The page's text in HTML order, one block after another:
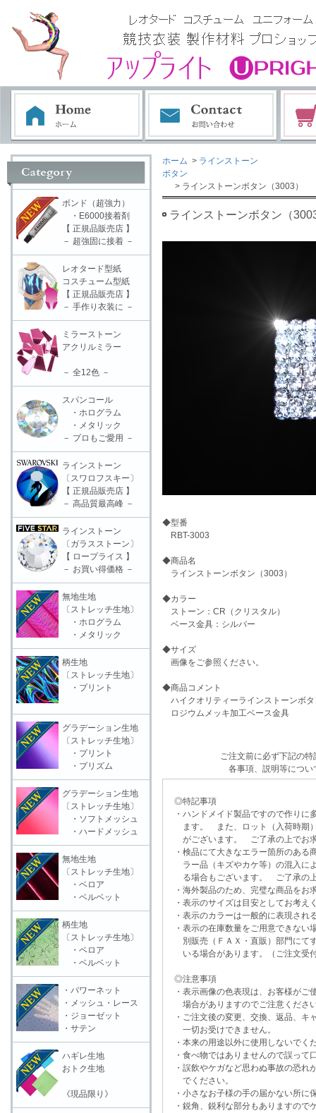
ホーム > ラインストーン
ボタン
> ラインストーンボタン（3003）
ラインストーンボタン（
◆型番
RBT-3003
◆商品名
ラインストーンボタン（3003）
◆カラー
ストーン：CR（クリスタル）
ベース金具：シルバー
◆サイズ
画像をご参照ください。
◆商品コメント
ハイクオリティーラインストーンボ
ロジウムメッキ加工ベース金具
ご注文前に必ず下記の
各事項、説明等につい
◎特記事項
・ハンドメイド製品ですので作りに
ます。 また、ロット（入荷時期）
がございます。 ご了承の上でお求
・検品にて大きなエラー箇所のある
ラー品（キズやカケ等）の混入に
る場合もございます。 ご了承の上
・海外製品のため、完璧な商品をお
・表示のサイズは目安としてお考え
・表示のカラーは一般的に表現され
・表示の在庫数量をご用意できな
別販売（ＦＡＸ・直販）部門にて
いる場合があります。（ご注文受
◎注意事項
・表示画像の色表現は、お客様がご
場合がありますのでご注意くださ
・ご注文後の変更、交換、返品、キ
一切お受けできません。
・本来の用途以外に使用しないでく
・食べ物ではありませんので誤って
・誤飲やケガなど思わぬ事故の恐れ
でください。
・小さなお子様の手の届かない所に
・鋭角、鋭利な部分もありますので
ボンド（超強力）
・E6000接着剤
【 正規品販売店 】
－ 超強固に接着 －
レオタード型紙
コスチューム型紙
【 正規品販売店 】
－ 手作り衣装に －
ミラーストーン
アクリルミラー
－ 全12色 －
スパンコール
・ホログラム
・メタリック
－ プロもご愛用 －
ラインストーン
〔スワロフスキー〕
【 正規品販売店 】
－ 高品質最高峰 －
ラインストーン
〔ガラスストーン〕
【 ロープライス 】
－ お買い得価格 －
無地生地
〔ストレッチ生地〕
・ホログラム
・メタリック
柄生地
〔ストレッチ生地〕
・プリント
グラデーション生地
〔ストレッチ生地〕
・プリント
・プリズム
グラデーション生地
〔ストレッチ生地〕
・ソフトメッシュ
・ハードメッシュ
無地生地
〔ストレッチ生地〕
・ベロア
・ベルベット
柄生地
〔ストレッチ生地〕
・ベロア
・ベルベット
・パワーネット
・メッシュ・レース
・ジョーゼット
・サテン
ハギレ生地
おトク生地
《現品限り》